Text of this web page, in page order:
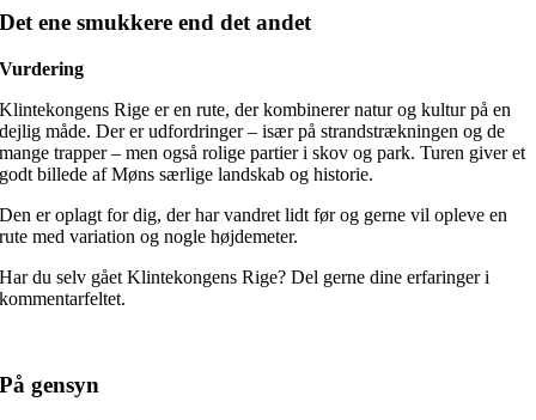
Det ene smukkere end det andet
Vurdering
Klintekongens Rige er en rute, der kombinerer natur og kultur på en
dejlig måde. Der er udfordringer – især på strandstrækningen og de
mange trapper – men også rolige partier i skov og park. Turen giver et
godt billede af Møns særlige landskab og historie.
Den er oplagt for dig, der har vandret lidt før og gerne vil opleve en
rute med variation og nogle højdemeter.
Har du selv gået Klintekongens Rige? Del gerne dine erfaringer i
kommentarfeltet.
På gensyn